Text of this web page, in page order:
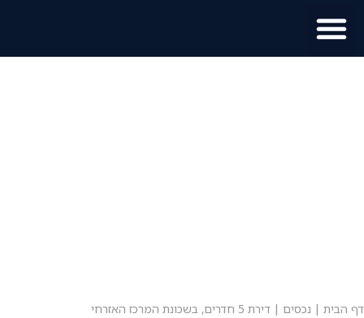
דף הבית | נכסים | דירת 5 חדרים, בשכונת המרכז האזרחי